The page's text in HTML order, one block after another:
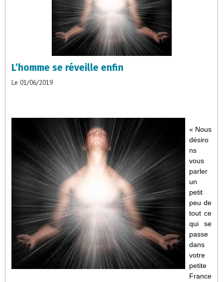
L’homme se réveille enfin
Le 01/06/2019
« Nous
désiro
ns
vous
parler
un
petit
peu de
tout ce
qui se
passe
dans
votre
petite
France